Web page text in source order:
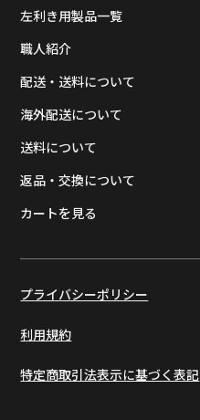
左利き用製品一覧
職人紹介
配送・送料について
海外配送について
送料について
返品・交換について
カートを見る
プライバシーポリシー
利用規約
特定商取引法表示に基づく表記